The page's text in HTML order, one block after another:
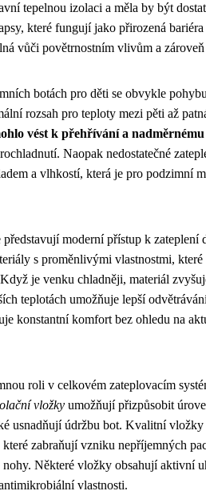
tepelnou izolaci a měla by být
které fungují jako přirozená
vůči povětrnostním vlivům a
botách pro děti se obvykle
rozsah pro teploty mezi pěti až
vést k přehřívání a
Naopak nedostatečné
a vlhkostí, která je pro podzimní
moderní přístup k zateplení
s proměnlivými vlastnostmi, které
je venku chladněji, materiál
teplotách umožňuje lepší
konstantní komfort bez ohledu na
roli v celkovém zateplovacím
vložky umožňují přizpůsobit
usnadňují údržbu bot. Kvalitní
zabraňují vzniku nepříjemných
nohy. Některé vložky obsahují aktivní
vlastnosti.